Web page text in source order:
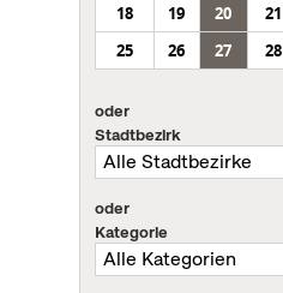
18
19 20 21
25
26 27 28
oder
Stadtbezirk
oder
Kategorie